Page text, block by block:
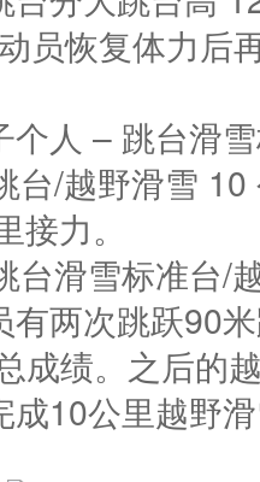
员恢复体力后
个人 – 跳台滑
台/越野滑雪
力。
台滑雪标准台/
两次跳跃90
成绩。之后的
成10公里越野